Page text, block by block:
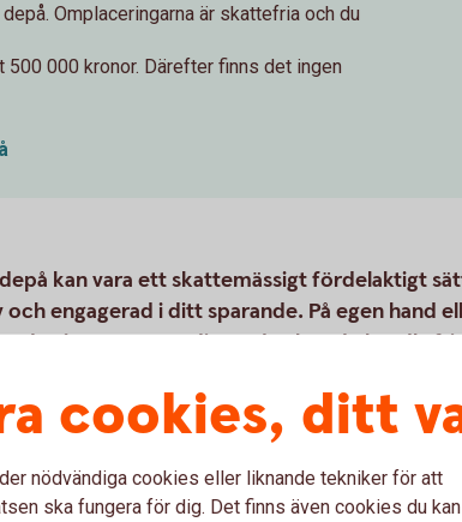
Omplaceringarna är skattefria och du
000 kronor. Därefter finns det ingen
kan vara ett skattemässigt fördelaktigt
engagerad i ditt sparande. På egen hand
depå som passar dig. Sedan kan du handla
kapitalbeskattning vid försäljning betalar du en
behöver deklarera för vinster och förluster
depå / Företagskapital depå.
cookies, ditt
nödvändiga cookies eller liknande tekniker för att
ska fungera för dig. Det finns även cookies du